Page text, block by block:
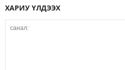
ХАРИУ ҮЛДЭЭХ